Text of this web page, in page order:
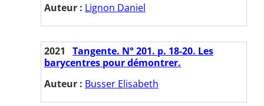
Auteur : Lignon Daniel
2021
Tangente. N° 201. p. 18-20. Les
barycentres pour démontrer.
Auteur : Busser Elisabeth